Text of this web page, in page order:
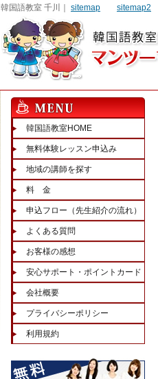
韓国語教室 千川｜ sitemap sitemap2
韓国語教室HOME
無料体験レッスン申込み
地域の講師を探す
料 金
申込フロー（先生紹介の流れ）
よくある質問
お客様の感想
安心サポート・ポイントカード
会社概要
プライバシーポリシー
利用規約